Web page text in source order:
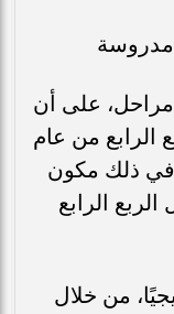
مدروسة
على أن
الرابع من عام
في ذلك مكون
الرابع
من خلال